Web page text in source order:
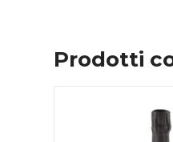
Prodotti